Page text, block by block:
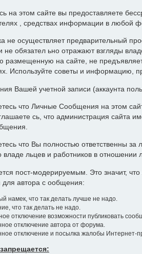
на этом сайте вы предоставляете
, средствах информации в любой
не осуществляет предварительный
обязател ьно отражают взгляды
на сайте, не
Используйте советы и информацию,
Вашей учетной записи (аккаунта
что Личные Сообщения на этом
сь, что администрация сайта
что Вы полностью ответственны
владе льцев и работников в
пост-модерируемым. Это значит,
для автора с ообщения:
намек, что так делать лучше не надо.
что так делать не надо.
отключение возможности публиковать
отключение автора от форума.
отключение и посылка жалобы Интернет-